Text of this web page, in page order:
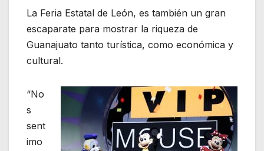
La Feria Estatal de León, es también un gran
escaparate para mostrar la riqueza de
Guanajuato tanto turística, como económica y
cultural.
“No
s
sent
imo